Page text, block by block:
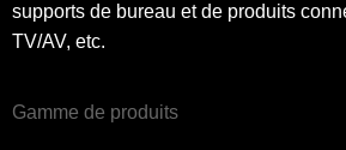
supports de bureau et de produits
TV/AV, etc.
Gamme de produits